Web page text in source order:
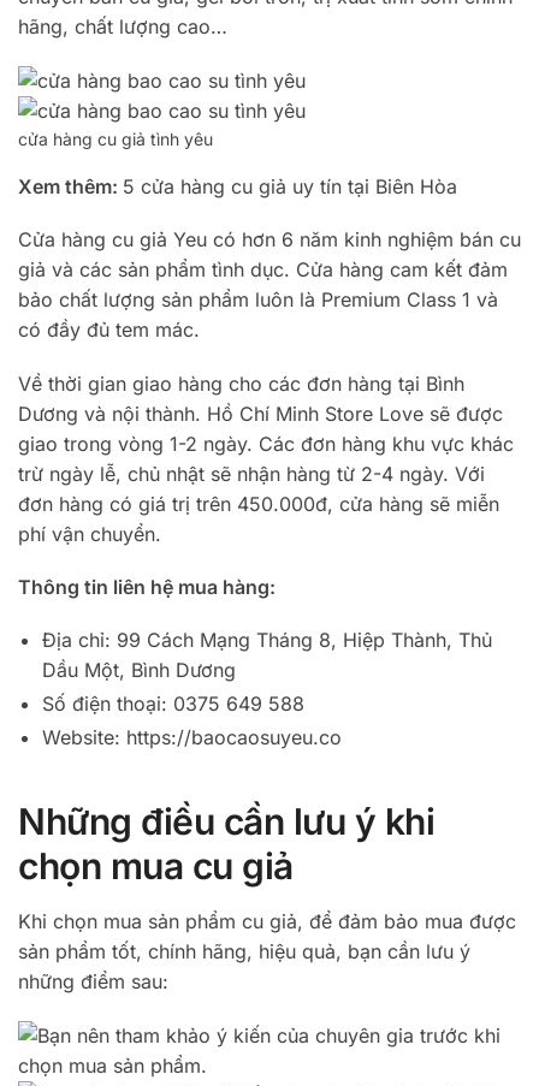
hãng, chất lượng cao…
cửa hàng cu giả tình yêu
Xem thêm: 5 cửa hàng cu giả uy tín tại Biên Hòa
Cửa hàng cu giả Yeu có hơn 6 năm kinh nghiệm bán cu
giả và các sản phẩm tình dục. Cửa hàng cam kết đảm
bảo chất lượng sản phẩm luôn là Premium Class 1 và
có đầy đủ tem mác.
Về thời gian giao hàng cho các đơn hàng tại Bình
Dương và nội thành. Hồ Chí Minh Store Love sẽ được
giao trong vòng 1-2 ngày. Các đơn hàng khu vực khác
trừ ngày lễ, chủ nhật sẽ nhận hàng từ 2-4 ngày. Với
đơn hàng có giá trị trên 450.000đ, cửa hàng sẽ miễn
phí vận chuyển.
Thông tin liên hệ mua hàng:
Địa chỉ: 99 Cách Mạng Tháng 8, Hiệp Thành, Thủ
Dầu Một, Bình Dương
Số điện thoại: 0375 649 588
Website: https://baocaosuyeu.co
Những điều cần lưu ý khi
chọn mua cu giả
Khi chọn mua sản phẩm cu giả, để đảm bảo mua được
sản phẩm tốt, chính hãng, hiệu quả, bạn cần lưu ý
những điểm sau: